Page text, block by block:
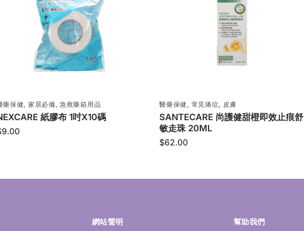
藥保健, 家居必備,急救藥箱用品
紙膠布 1吋X10碼
9.00
醫藥保健 , 常見痛症, 皮膚
SANTECARE 尚護健甜橙即效止痕舒
敏走珠 20ML
$62.00
網站聲明 幫助我們